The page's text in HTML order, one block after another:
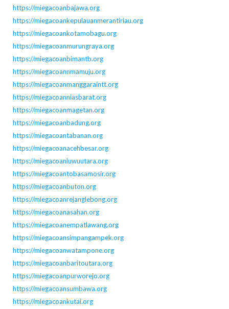
https://miegacoanbajawa.org
https://miegacoankepulauanmerantiriau.org
https://miegacoankotamobagu.org
https://miegacoanmurungraya.org
https://miegacoanbimantb.org
https://miegacoannmamuju.org
https://miegacoanmanggaraintt.org
https://miegacoanniasbarat.org
https://miegacoanmagetan.org
https://miegacoanbadung.org
https://miegacoantabanan.org
https://miegacoanacehbesar.org
https://miegacoanluwuutara.org
https://miegacoantobasamosir.org
https://miegacoanbuton.org
https://miegacoanrejanglebong.org
https://miegacoanasahan.org
https://miegacoanempatlawang.org
https://miegacoansimpangampek.org
https://miegacoanwatampone.org
https://miegacoanbaritoutara.org
https://miegacoanpurworejo.org
https://miegacoansumbawa.org
https://miegacoankutai.org